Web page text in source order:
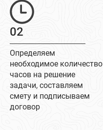
02
Определяем
необходимое количество
часов на решение
задачи, составляем
смету и подписываем
договор